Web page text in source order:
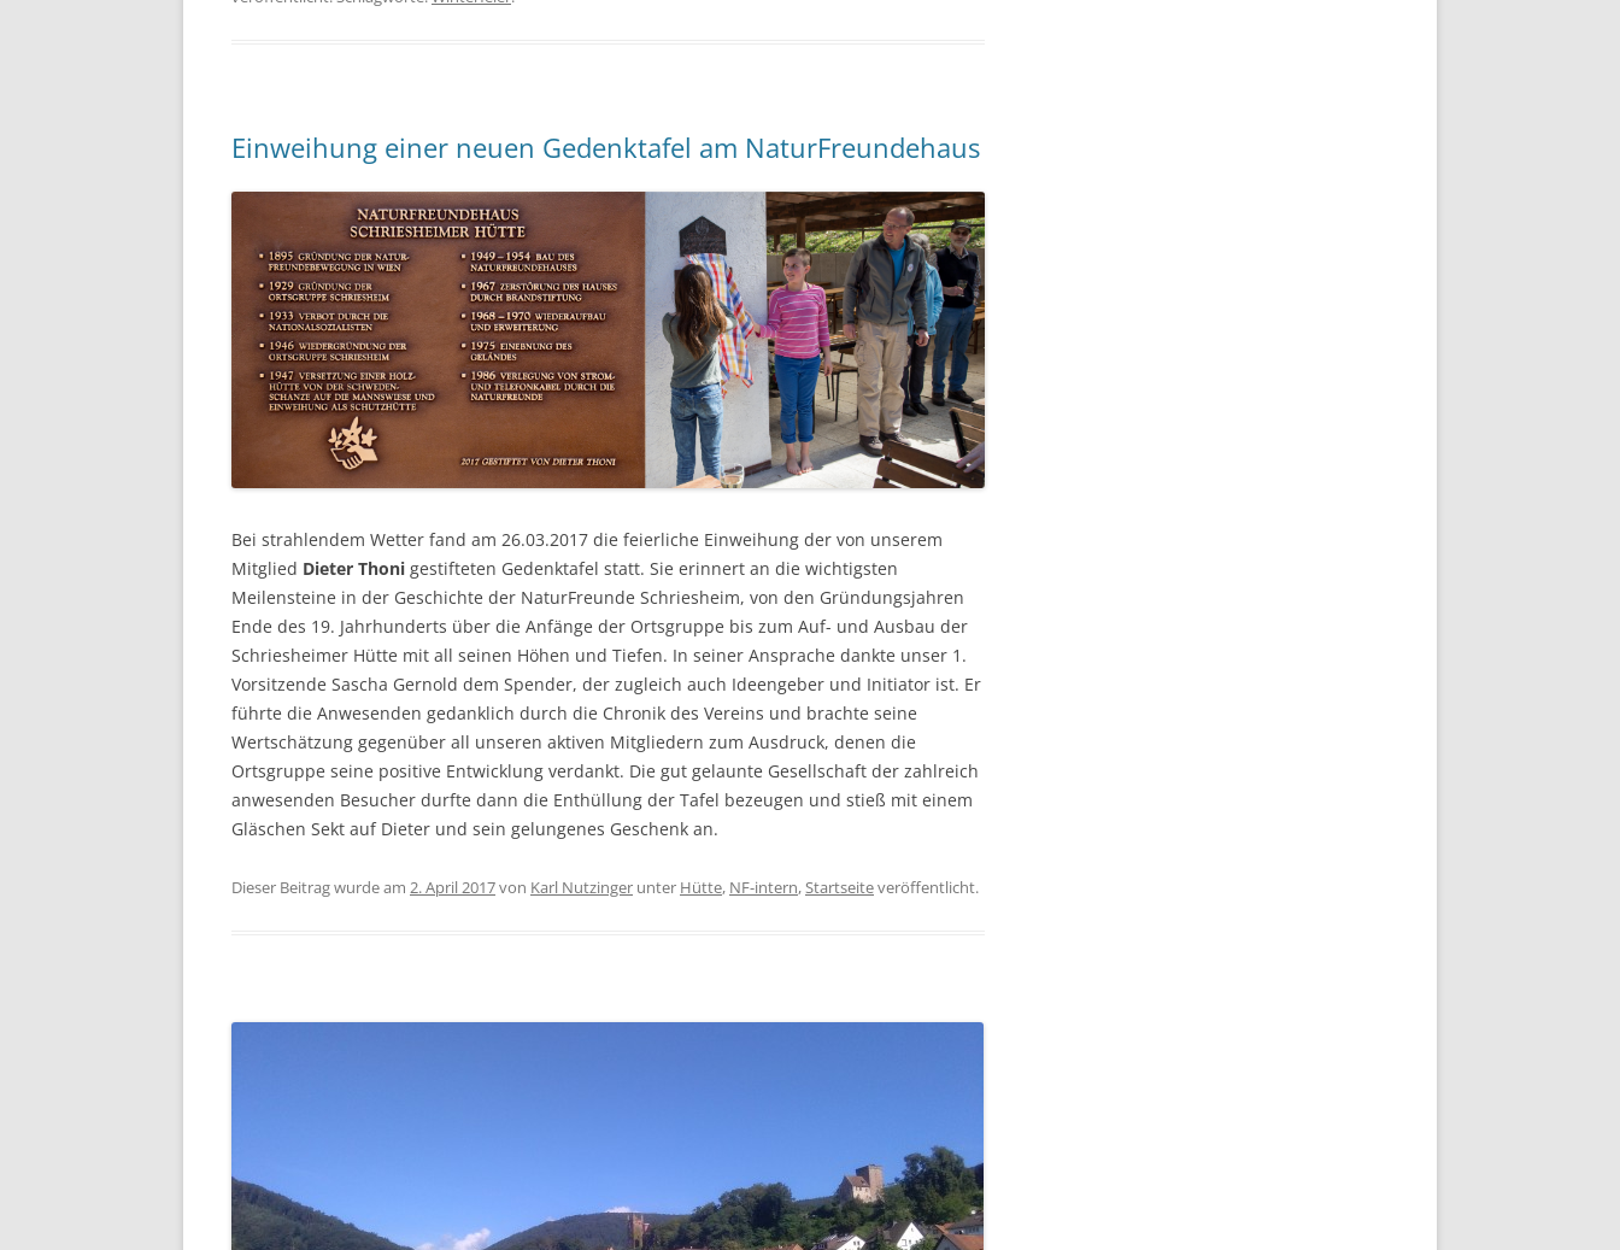
Einweihung einer neuen Gedenktafel am NaturFreundehaus
Bei strahlendem Wetter fand am 26.03.2017 die feierliche Einweihung der von unserem
Mitglied Dieter Thoni gestifteten Gedenktafel statt. Sie erinnert an die wichtigsten
Meilensteine in der Geschichte der NaturFreunde Schriesheim, von den Gründungsjahren
Ende des 19. Jahrhunderts über die Anfänge der Ortsgruppe bis zum Auf- und Ausbau der
Schriesheimer Hütte mit all seinen Höhen und Tiefen. In seiner Ansprache dankte unser 1.
Vorsitzende Sascha Gernold dem Spender, der zugleich auch Ideengeber und Initiator ist. Er
führte die Anwesenden gedanklich durch die Chronik des Vereins und brachte seine
Wertschätzung gegenüber all unseren aktiven Mitgliedern zum Ausdruck, denen die
Ortsgruppe seine positive Entwicklung verdankt. Die gut gelaunte Gesellschaft der zahlreich
anwesenden Besucher durfte dann die Enthüllung der Tafel bezeugen und stieß mit einem
Gläschen Sekt auf Dieter und sein gelungenes Geschenk an.
Dieser Beitrag wurde am 2. April 2017von Karl Nutzinger unter Hütte, NF-intern,Startseiteveröffentlicht.